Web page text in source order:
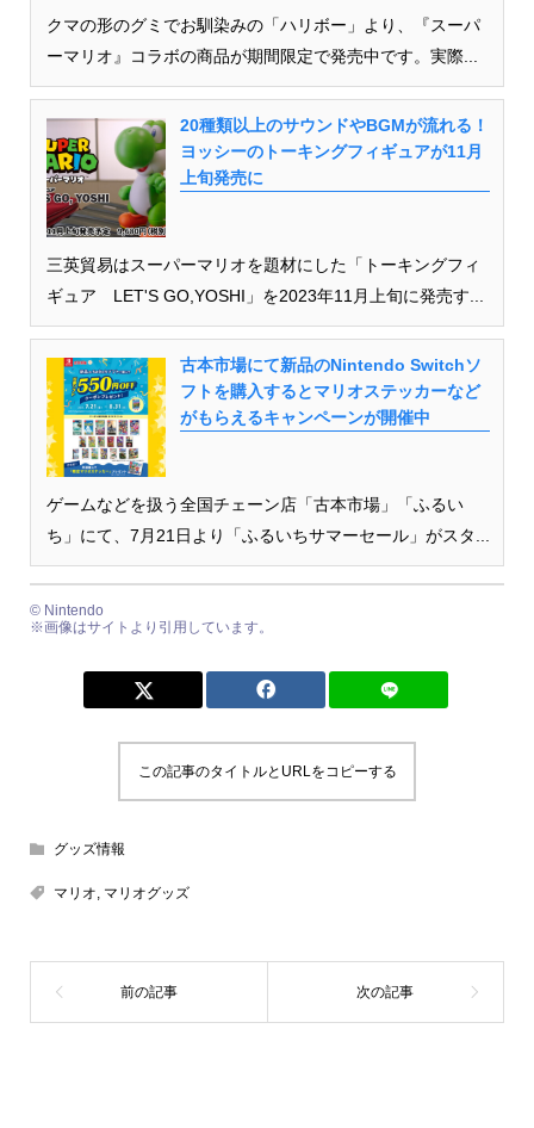
クマの形のグミでお馴染みの「ハリボー」より、『スーパ
ーマリオ』コラボの商品が期間限定で発売中です。実際...
20種類以上のサウンドやBGMが流れる！
ヨッシーのトーキングフィギュアが11月
上旬発売に
三英貿易はスーパーマリオを題材にした「トーキングフィ
ギュア LET'S GO,YOSHI」を2023年11月上旬に発売す...
古本市場にて新品のNintendo Switchソ
フトを購入するとマリオステッカーなど
がもらえるキャンペーンが開催中
ゲームなどを扱う全国チェーン店「古本市場」「ふるい
ち」にて、7月21日より「ふるいちサマーセール」がスタ...
© Nintendo
※画像はサイトより引用しています。
この記事のタイトルとURLをコピーする
グッズ情報
マリオ マリオグッズ